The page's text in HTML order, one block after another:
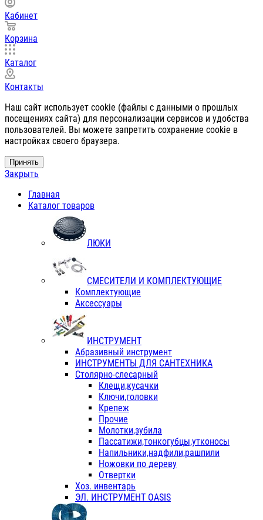
Кабинет
Корзина
Каталог
Контакты
Наш сайт использует cookie (файлы с данными о прошлых
посещениях сайта) для персонализации сервисов и удобства
пользователей. Вы можете запретить сохранение cookie в
настройках своего браузера.
Принять
Закрыть
Главная
Каталог товаров
ЛЮКИ
СМЕСИТЕЛИ И КОМПЛЕКТУЮЩИЕ
Комплектующие
Аксессуары
ИНСТРУМЕНТ
Абразивный инструмент
ИНСТРУМЕНТЫ ДЛЯ САНТЕХНИКА
Столярно-слесарный
Клещи,кусачки
Ключи,головки
Крепеж
Прочие
Молотки,зубила
Пассатижи,тонкогубцы,утконосы
Напильники,надфили,рашпили
Ножовки по дереву
Отвертки
Хоз. инвентарь
ЭЛ. ИНСТРУМЕНТ OASIS